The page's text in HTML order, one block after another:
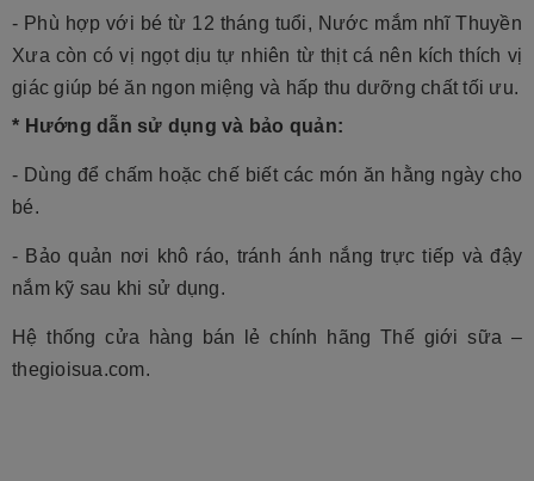
- Phù hợp với bé từ 12 tháng tuổi, Nước mắm nhĩ Thuyền
Xưa còn có vị ngọt dịu tự nhiên từ thịt cá nên kích thích vị
giác giúp bé ăn ngon miệng và hấp thu dưỡng chất tối ưu.
* Hướng dẫn sử dụng và bảo quản:
- Dùng để chấm hoặc chế biết các món ăn hằng ngày cho
bé.
- Bảo quản nơi khô ráo, tránh ánh nắng trực tiếp và đậy
nắm kỹ sau khi sử dụng.
Hệ thống cửa hàng bán lẻ chính hãng Thế giới sữa –
thegioisua.com.